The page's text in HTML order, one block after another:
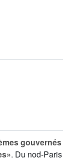
gouvernés
. Du nod-Paris